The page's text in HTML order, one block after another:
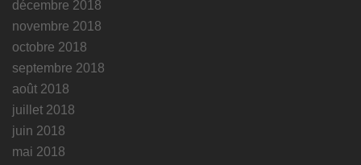
décembre 2018
novembre 2018
octobre 2018
septembre 2018
août 2018
juillet 2018
juin 2018
mai 2018